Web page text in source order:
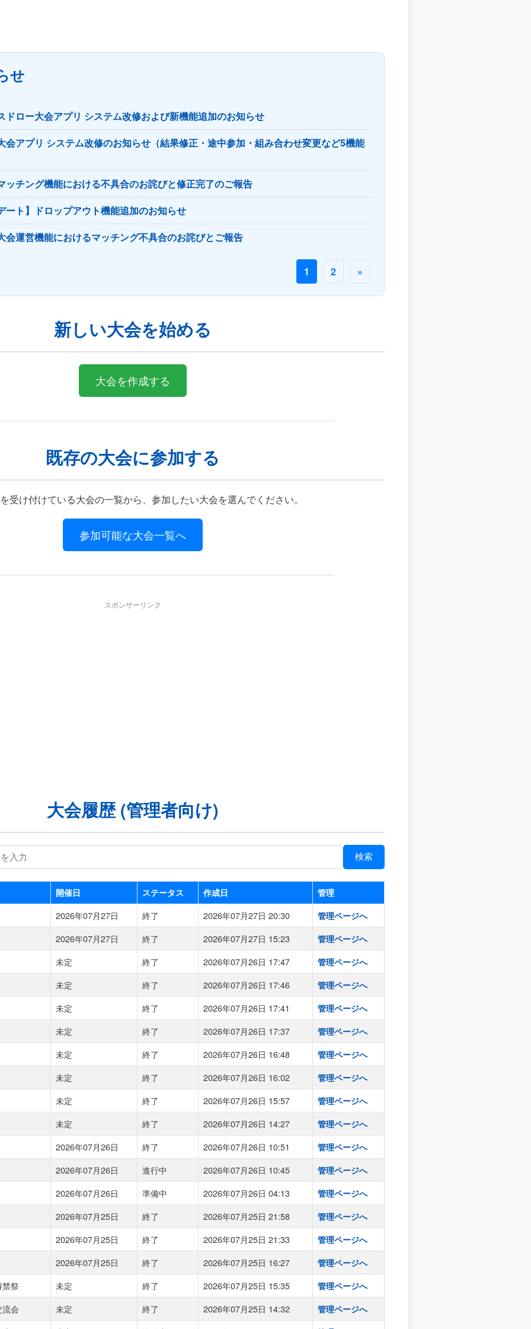
せ
ドロー大会アプリ システム改修および新機能追加のお知らせ
会アプリ システム改修のお知らせ（結果修正・途中参加・組み合わせ変更など5機能
ッチング機能における不具合のお詫びと修正完了のご報告
ート】ドロップアウト機能追加のお知らせ
会運営機能におけるマッチング不具合のお詫びとご報告
1 2 »
新しい大会を始める
大会を作成する
既存の大会に参加する
受け付けている大会の一覧から、参加したい大会を選んでください。
参加可能な大会一覧へ
スポンサーリンク
大会履歴 (管理者向け)
開催日 ステータス 作成日 管理
2026年07月27日 終了 2026年07月27日 20:30 管理ページへ
2026年07月27日 終了 2026年07月27日 15:23 管理ページへ
未定 終了 2026年07月26日 17:47 管理ページへ
未定 終了 2026年07月26日 17:46 管理ページへ
未定 終了 2026年07月26日 17:41 管理ページへ
未定 終了 2026年07月26日 17:37 管理ページへ
未定 終了 2026年07月26日 16:48 管理ページへ
未定 終了 2026年07月26日 16:02 管理ページへ
未定 終了 2026年07月26日 15:57 管理ページへ
未定 終了 2026年07月26日 14:27 管理ページへ
2026年07月26日 終了 2026年07月26日 10:51 管理ページへ
2026年07月26日 進行中 2026年07月26日 10:45 管理ページへ
2026年07月26日 準備中 2026年07月26日 04:13 管理ページへ
2026年07月25日 終了 2026年07月25日 21:58 管理ページへ
2026年07月25日 終了 2026年07月25日 21:33 管理ページへ
2026年07月25日 終了 2026年07月25日 16:27 管理ページへ
祭 未定 終了 2026年07月25日 15:35 管理ページへ
会 未定 終了 2026年07月25日 14:32 管理ページへ